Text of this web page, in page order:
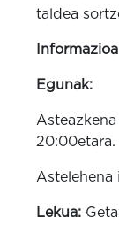
taldea
Egunak:
20:00etara.
Astelehena
Lekua: